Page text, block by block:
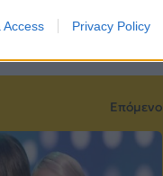
Access Privacy Policy
Επόμενο